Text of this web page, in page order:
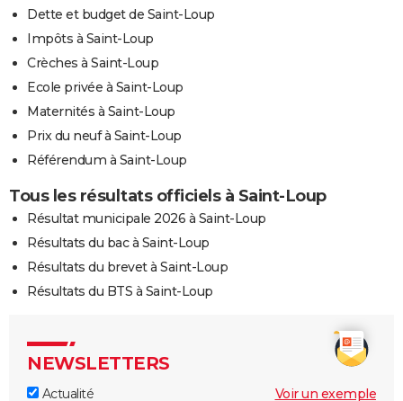
Dette et budget de Saint-Loup
Impôts à Saint-Loup
Crèches à Saint-Loup
Ecole privée à Saint-Loup
Maternités à Saint-Loup
Prix du neuf à Saint-Loup
Référendum à Saint-Loup
Tous les résultats officiels à Saint-Loup
Résultat municipale 2026 à Saint-Loup
Résultats du bac à Saint-Loup
Résultats du brevet à Saint-Loup
Résultats du BTS à Saint-Loup
NEWSLETTERS
Actualité
Voir un exemple